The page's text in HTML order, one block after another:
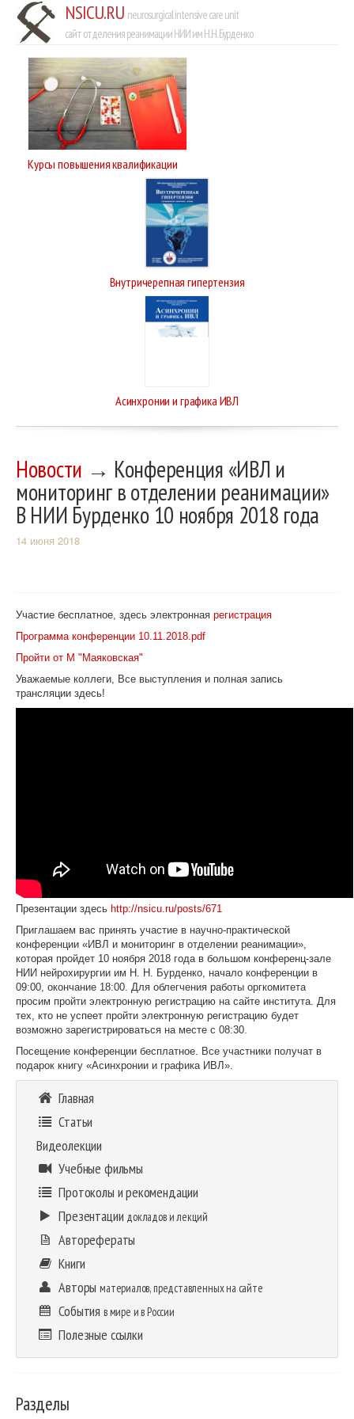
NSICU.RU neurosurgical intensive care unit
сайт отделения реанимации НИИ им Н.Н. Бурденко
Курсы повышения квалификации
Внутричерепная гипертензия
Асинхронии и графика ИВЛ
Новости → Конференция «ИВЛ и
мониторинг в отделении реанимации»
В НИИ Бурденко 10 ноября 2018 года
14 июня 2018
Участие бесплатное, здесь электронная регистрация
Программа конференции 10.11.2018.pdf
Пройти от М "Маяковская"
Уважаемые коллеги, Все выступления и полная запись
трансляции здесь!
Презентации здесь http://nsicu.ru/posts/671
Приглашаем вас принять участие в научно-практической
конференции «ИВЛ и мониторинг в отделении реанимации»,
которая пройдет 10 ноября 2018 года в большом конференц-зале
НИИ нейрохирургии им Н. Н. Бурденко, начало конференции в
09:00, окончание 18:00. Для облегчения работы оргкомитета
просим пройти электронную регистрацию на сайте института. Для
тех, кто не успеет пройти электронную регистрацию будет
возможно зарегистрироваться на месте с 08:30.
Посещение конференции бесплатное. Все участники получат в
подарок книгу «Асинхронии и графика ИВЛ».
Главная
Статьи
Видеолекции
Учебные фильмы
Протоколы и рекомендации
Презентации докладов и лекций
Авторефераты
Книги
Авторы материалов, представленных на сайте
События в мире и в России
Полезные ссылки
Разделы